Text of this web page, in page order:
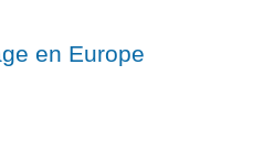
en Europe